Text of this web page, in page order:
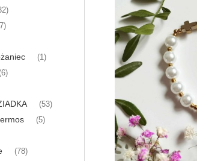
(1)
(6)
(53)
(5)
(78)